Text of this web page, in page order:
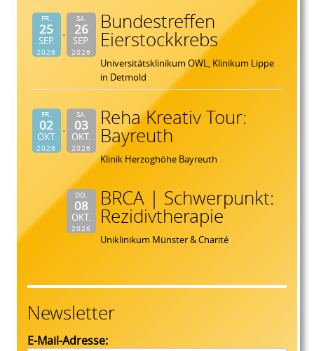
FR.
25
SEP.
2026
SA.
26
SEP.
2026
Bundestreffen
Eierstockkrebs
Universitätsklinikum OWL, Klinikum Lippe
in Detmold
FR.
02
OKT.
2026
SA.
03
OKT.
2026
Reha Kreativ Tour:
Bayreuth
Klinik Herzoghöhe Bayreuth
DO.
08
OKT.
2026
BRCA | Schwerpunkt:
Rezidivtherapie
Uniklinikum Münster & Charité
Newsletter
E-Mail-Adresse: